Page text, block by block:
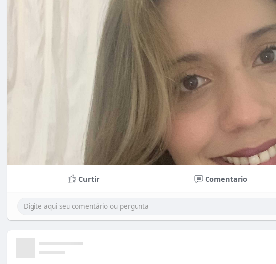
Curtir Comentario